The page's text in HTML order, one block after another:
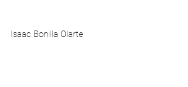
Isaac Bonilla Olarte